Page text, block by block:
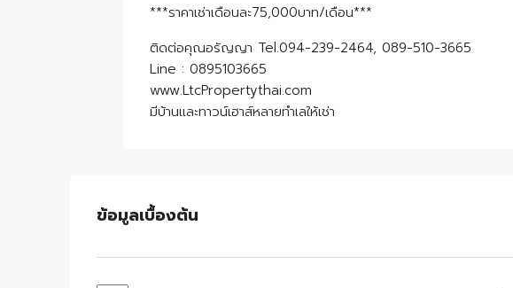
***ราคาเช่าเดือนละ75,000บาท/เดือน***
ติดต่อคุณอรัญญา Tel.094-239-2464, 089-510-3665
Line : 0895103665
www.LtcPropertythai.com
มีบ้านและทาวน์เฮาส์หลายทำเลให้เช่า
ข้อมูลเบื้องต้น